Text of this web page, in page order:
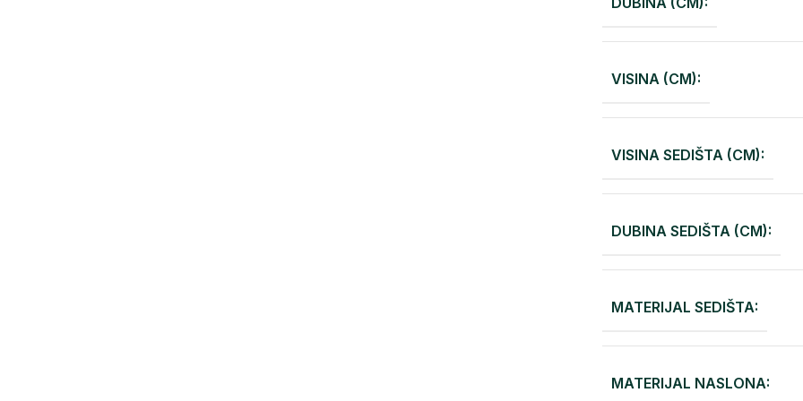
VISINA (CM):
VISINA SEDIŠTA (CM):
DUBINA SEDIŠTA (CM):
MATERIJAL SEDIŠTA:
MATERIJAL NASLONA: